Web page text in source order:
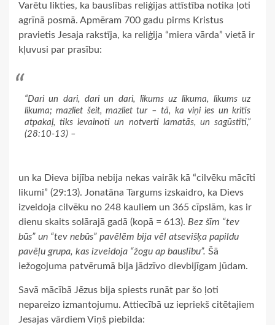
Varētu likties, ka bauslības reliģijas attīstība notika ļoti
agrīnā posmā. Apmēram 700 gadu pirms Kristus
pravietis Jesaja rakstīja, ka reliģija “miera vārda” vietā ir
kļuvusi par prasību:
“Dari un dari, dari un dari, likums uz likuma, likums uz
likuma; mazliet šeit, mazliet tur – tā, ka viņi ies un kritīs
atpakaļ, tiks ievainoti un notverti lamatās, un sagūstīti,”
(28:10-13) –
un ka Dieva bijība nebija nekas vairāk kā “cilvēku mācīti
likumi” (29:13). Jonatāna Targums izskaidro, ka Dievs
izveidoja cilvēku no 248 kauliem un 365 cīpslām, kas ir
dienu skaits solārajā gadā (kopā = 613). Bez šīm “tev
būs” un “tev nebūs” pavēlēm bija vēl atsevišķa papildu
pavēļu grupa, kas izveidoja “žogu ap bauslību”. Šā
iežogojuma patvērumā bija jādzīvo dievbijīgam jūdam.
Savā mācībā Jēzus bija spiests runāt par šo ļoti
nepareizo izmantojumu. Attiecībā uz iepriekš citētajiem
Jesajas vārdiem Viņš piebilda: